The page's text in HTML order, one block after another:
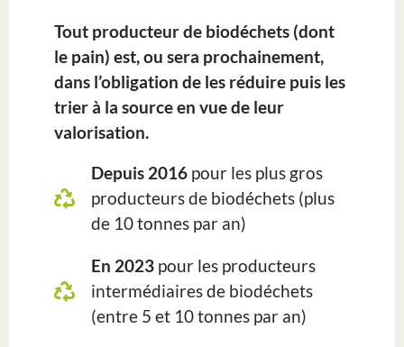
Tout producteur de biodéchets (dont
le pain) est, ou sera prochainement,
dans l’obligation de les réduire puis les
trier à la source en vue de leur
valorisation.
Depuis 2016pour les plus gros
producteurs de biodéchets (plus
de 10 tonnes par an)
En 2023pour les producteurs
intermédiaires de biodéchets
(entre 5 et 10 tonnes par an)